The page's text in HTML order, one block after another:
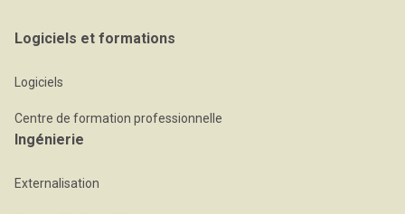
Logiciels et formations
Logiciels
Centre de formation professionnelle
Ingénierie
Externalisation